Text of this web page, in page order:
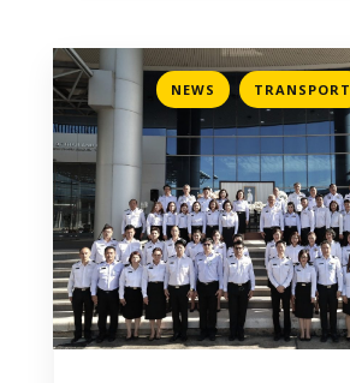
NEWS , TRANSPORT